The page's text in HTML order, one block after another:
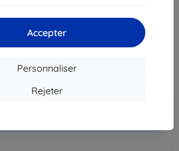
Accepter
Personnaliser
Rejeter